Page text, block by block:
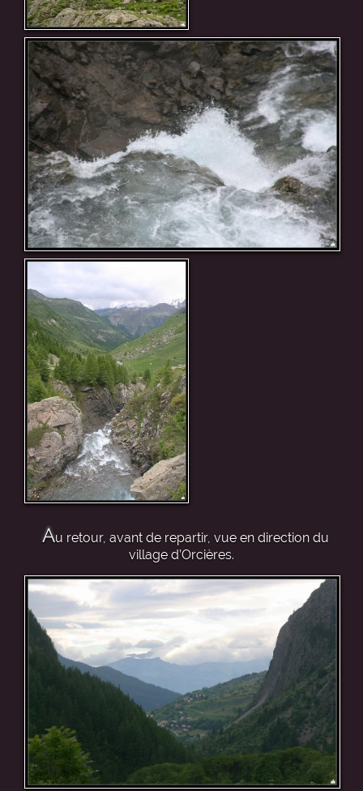
Au retour, avant de repartir, vue en direction du
village d’Orcières.